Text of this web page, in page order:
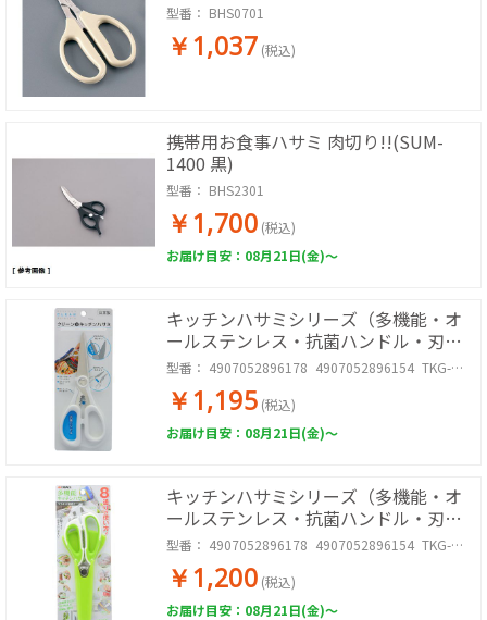
型番： BHS0701
￥1,037 (税込)
携帯用お食事ハサミ 肉切り!!(SUM-
1400 黒)
型番： BHS2301
￥1,700 (税込)
お届け目安：08月21日(金)～
キッチンハサミシリーズ（多機能・オ
ールステンレス・抗菌ハンドル・刃先
浮かせタイプ・収納ケース付）
型番： 4907052896178_4907052896154_TKG-
￥1,195 (税込)
お届け目安：08月21日(金)～
キッチンハサミシリーズ（多機能・オ
ールステンレス・抗菌ハンドル・刃先
浮かせタイプ・収納ケース付）
型番： 4907052896178_4907052896154_TKG-
￥1,200 (税込)
お届け目安：08月21日(金)～